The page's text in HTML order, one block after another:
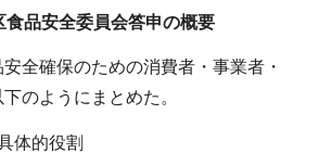
品安全委員会答申の概要
全確保のための消費者・事業者・
のようにまとめた。
体的役割